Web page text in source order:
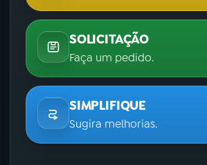
SOLICITAÇÃO
Faça um pedido.
SIMPLIFIQUE
Sugira melhorias.